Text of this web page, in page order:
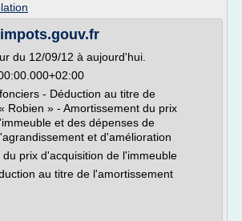
du 12/09/12 à aujourd'hui.
- Déduction au titre de
Robien » - Amortissement du prix
et des dépenses de
et d'amélioration
du prix d'acquisition de l'immeuble
au titre de l'amortissement